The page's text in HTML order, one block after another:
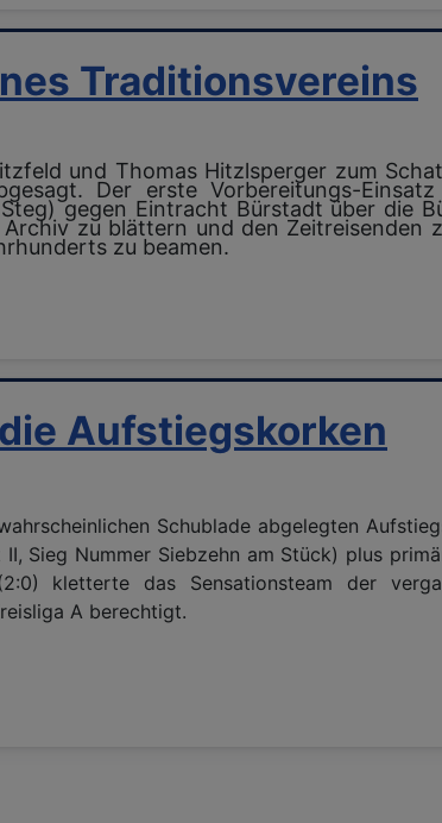
Traditionsvereins
und Thomas Hitzlsperger zum
Der erste Vorbereitungs-
gegen Eintracht Bürstadt über die
zu blättern und den Zeitreisenden
zu beamen.
Aufstiegskorken
Schublade abgelegten
Sieg Nummer Siebzehn am Stück) plus
kletterte das Sensationsteam der
A berechtigt.